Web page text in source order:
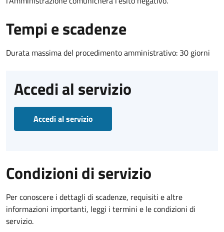
Tempi e scadenze
Durata massima del procedimento amministrativo: 30 giorni
Accedi al servizio
Accedi al servizio
Condizioni di servizio
Per conoscere i dettagli di scadenze, requisiti e altre
informazioni importanti, leggi i termini e le condizioni di
servizio.